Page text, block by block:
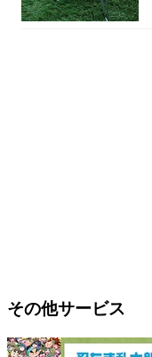
その他サービス